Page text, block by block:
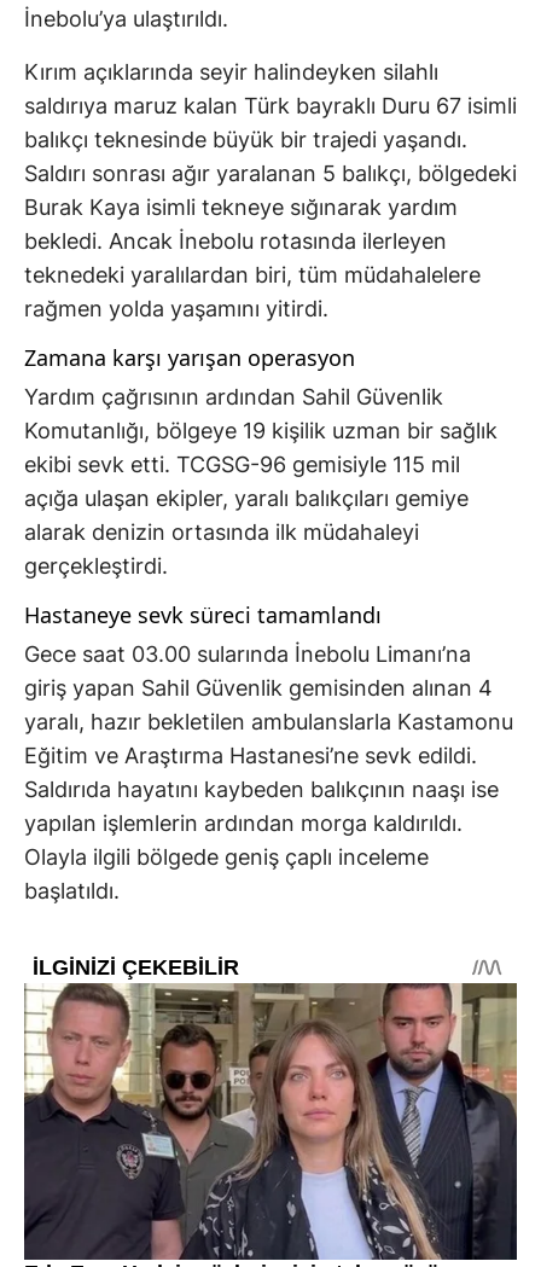
İnebolu’ya ulaştırıldı.
Kırım açıklarında seyir halindeyken silahlı
saldırıya maruz kalan Türk bayraklı Duru 67 isimli
balıkçı teknesinde büyük bir trajedi yaşandı.
Saldırı sonrası ağır yaralanan 5 balıkçı, bölgedeki
Burak Kaya isimli tekneye sığınarak yardım
bekledi. Ancak İnebolu rotasında ilerleyen
teknedeki yaralılardan biri, tüm müdahalelere
rağmen yolda yaşamını yitirdi.
Zamana karşı yarışan operasyon
Yardım çağrısının ardından Sahil Güvenlik
Komutanlığı, bölgeye 19 kişilik uzman bir sağlık
ekibi sevk etti. TCGSG-96 gemisiyle 115 mil
açığa ulaşan ekipler, yaralı balıkçıları gemiye
alarak denizin ortasında ilk müdahaleyi
gerçekleştirdi.
Hastaneye sevk süreci tamamlandı
Gece saat 03.00 sularında İnebolu Limanı’na
giriş yapan Sahil Güvenlik gemisinden alınan 4
yaralı, hazır bekletilen ambulanslarla Kastamonu
Eğitim ve Araştırma Hastanesi’ne sevk edildi.
Saldırıda hayatını kaybeden balıkçının naaşı ise
yapılan işlemlerin ardından morga kaldırıldı.
Olayla ilgili bölgede geniş çaplı inceleme
başlatıldı.